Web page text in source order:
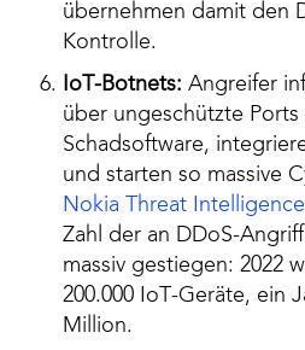
übernehmen damit den
Kontrolle.
IoT-Botnets:Angreifer
über ungeschützte
Schadsoftware,
und starten so massive
Nokia Threat
Zahl der an DDoS-
massiv gestiegen: 2022
200.000 IoT-Geräte, ein
Million.